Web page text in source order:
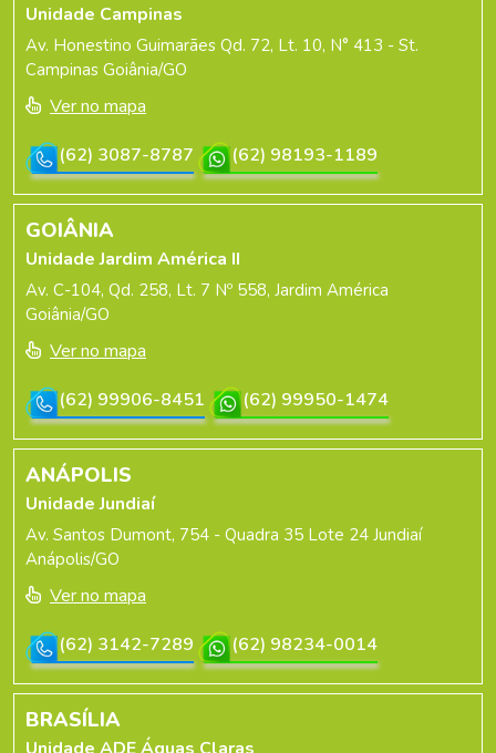
Unidade Campinas
Av. Honestino Guimarães Qd. 72, Lt. 10, N° 413 - St.
Campinas Goiânia/GO
Ver no mapa
(62) 3087-8787
(62) 98193-1189
GOIÂNIA
Unidade Jardim América II
Av. C-104, Qd. 258, Lt. 7 Nº 558, Jardim América
Goiânia/GO
Ver no mapa
(62) 99906-8451
(62) 99950-1474
ANÁPOLIS
Unidade Jundiaí
Av. Santos Dumont, 754 - Quadra 35 Lote 24 Jundiaí
Anápolis/GO
Ver no mapa
(62) 3142-7289
(62) 98234-0014
BRASÍLIA